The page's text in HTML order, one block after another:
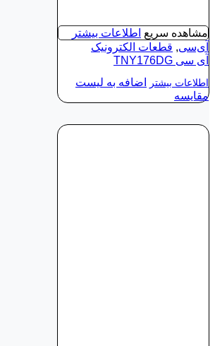
مشاهده سریع اطلاعات بیشتر
آی‌سی, قطعات الکترونیک
آی‌ سی TNY176DG
اطلاعات بیشتر
اضافه به لیست
مقایسه